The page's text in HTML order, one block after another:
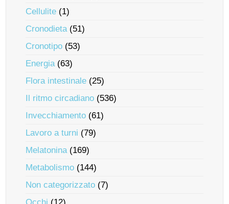
Cellulite (1)
Cronodieta(51)
Cronotipo (53)
Energia(63)
Flora intestinale (25)
Il ritmo circadiano (536)
Invecchiamento (61)
Lavoro a turni (79)
Melatonina(169)
Metabolismo (144)
Non categorizzato (7)